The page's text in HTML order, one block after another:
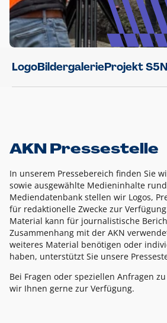
LogoBildergalerieProjekt S5
AKN Pressestelle
In unserem Pressebereich finden Sie
sowie ausgewählte Medieninhalte
Mediendatenbank stellen wir Logos,
für redaktionelle Zwecke zur
Material kann für journalistische
Zusammenhang mit der AKN
weiteres Material benötigen oder
haben, unterstützt Sie unsere
Bei Fragen oder speziellen Anfragen
wir Ihnen gerne zur Verfügung.